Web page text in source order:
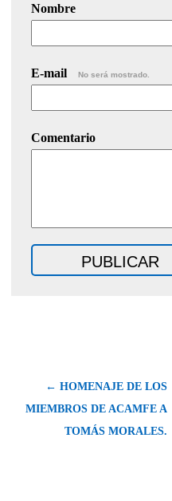
Nombre
E-mail No será mostrado.
Comentario
← HOMENAJE DE LOS
MIEMBROS DE ACAMFE A
TOMÁS MORALES.